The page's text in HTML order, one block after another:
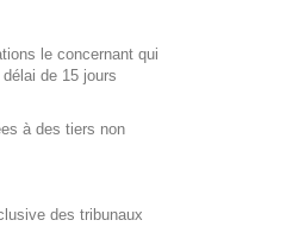
le concernant qui
de 15 jours
à des tiers non
des tribunaux